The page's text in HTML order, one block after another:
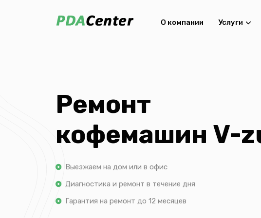
О компании Услуги
Ремонт
кофемашин V-
Выезжаем на дом или в офис
Диагностика и ремонт в течение дня
Гарантия на ремонт до 12 месяцев